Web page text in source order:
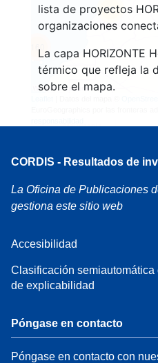
lista de proyectos
organizaciones
La capa HORIZONTE
térmico que refleja la
sobre el mapa.
160
66
CORDIS - Resultados de
La Oficina de Publicaciones
gestiona este sitio web
Accesibilidad
Clasificación
de explicabilidad
Póngase en contacto
Póngase en contacto con